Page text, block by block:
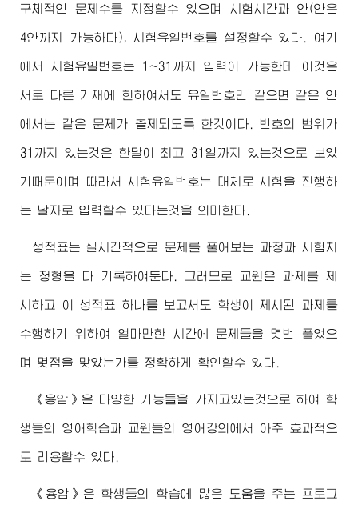
구체적인 문제수를 지정할수 있으며 시험시간과 안(안은
4안까지 가능하다), 시험유일번호를 설정할수 있다. 여기
에서 시험유일번호는 1~31까지 입력이 가능한데 이것은
서로 다른 기재에 한하여서도 유일번호만 같으면 같은 안
에서는 같은 문제가 출제되도록 한것이다. 번호의 범위가
31까지 있는것은 한달이 최고 31일까지 있는것으로 보았
기때문이며 따라서 시험유일번호는 대체로 시험을 진행하
는 날자로 입력할수 있다는것을 의미한다.
성적표는 실시간적으로 문제를 풀어보는 과정과 시험치
는 정형을 다 기록하여둔다. 그러므로 교원은 과제를 제
시하고 이 성적표 하나를 보고서도 학생이 제시된 과제를
수행하기 위하여 얼마만한 시간에 문제들을 몇번 풀었으
며 몇점을 맞았는가를 정확하게 확인할수 있다.
《용암》은 다양한 기능들을 가지고있는것으로 하여 학
생들의 영어학습과 교원들의 영어강의에서 아주 효과적으
로 리용할수 있다.
《용암》은 학생들의 학습에 많은 도움을 주는 프로그